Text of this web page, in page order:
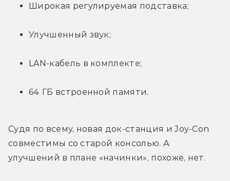
Широкая регулируемая подставка;
Улучшенный звук;
LAN-кабель в комплекте;
64 ГБ встроенной памяти.
Судя по всему, новая док-станция и Joy-Con
совместимы со старой консолью. А
улучшений в плане «начинки», похоже, нет.